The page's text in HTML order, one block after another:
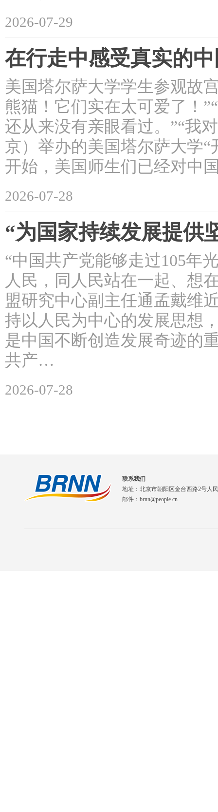
2026-07-29
在行走中感受真实的
美国塔尔萨大学学生参观故
熊猫！它们实在太可爱了！
还从来没有亲眼看过。”“我
京）举办的美国塔尔萨大学
开始，美国师生们已经对中
2026-07-28
“为国家持续发展提供
“中国共产党能够走过105年
人民，同人民站在一起、想
盟研究中心副主任通孟戴维
持以人民为中心的发展思想
是中国不断创造发展奇迹的
共产…
2026-07-28
联系我们
地址：北京市朝阳区金台西路2号人
邮件：brnn@people.cn